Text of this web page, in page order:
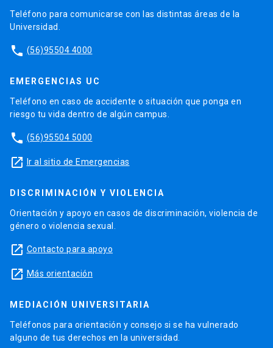
Teléfono para comunicarse con las distintas áreas de la
Universidad.
phone (56)95504 4000
EMERGENCIAS UC
Teléfono en caso de accidente o situación que ponga en
riesgo tu vida dentro de algún campus.
phone (56)95504 5000
launch Ir al sitio de Emergencias
DISCRIMINACIÓN Y VIOLENCIA
Orientación y apoyo en casos de discriminación, violencia de
género o violencia sexual.
launch Contacto para apoyo
launch Más orientación
MEDIACIÓN UNIVERSITARIA
Teléfonos para orientación y consejo si se ha vulnerado
alguno de tus derechos en la universidad.